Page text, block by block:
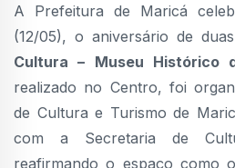
A Prefeitura de Maricá
(12/05), o aniversário de
Cultura – Museu Histórico
realizado no Centro, foi
de Cultura e Turismo de
com a Secretaria de
reafirmando o espaço como